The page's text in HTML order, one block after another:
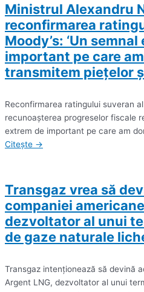
Ministrul Alexandru
reconfirmarea
Moody’s: ‘Un
important pe care
transmitem pieţelor
Reconfirmarea ratingului suveran
recunoaşterea progreselor fiscale
extrem de important pe care am
Citește →
Transgaz vrea să
companiei
dezvoltator al unui
de gaze naturale
Transgaz intenţionează să devină
Argent LNG, dezvoltator al unui